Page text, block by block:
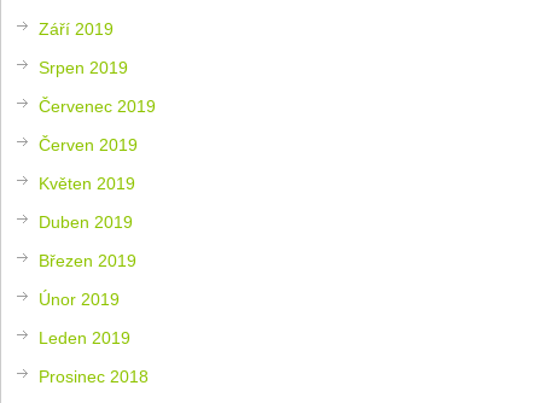
Září 2019
Srpen 2019
Červenec 2019
Červen 2019
Květen 2019
Duben 2019
Březen 2019
Únor 2019
Leden 2019
Prosinec 2018